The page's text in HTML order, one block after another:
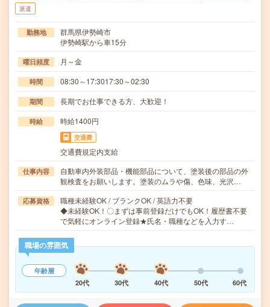
派遣
勤務地
群馬県伊勢崎市
伊勢崎駅から車15分
曜日頻度 月～金
時間 08:30～17:3017:30～02:30
期間 長期でお仕事できる方、大歓迎！
時給 時給1400円
交通費
交通費規定内支給
仕事内容
自動車内外装部品・機能部品について、塗装後の部品の外
観検査をお願いします。塗装のムラや傷、色味、光沢…
応募資格
職種未経験OK / ブランクOK / 英語力不要
◆未経験OK！〇まずは事前登録だけでもOK！履歴書不要
で気軽にオンライン登録★氏名・職種などを入力す…
職場の雰囲気
年齢層
20代
30代 40代 50代 60代